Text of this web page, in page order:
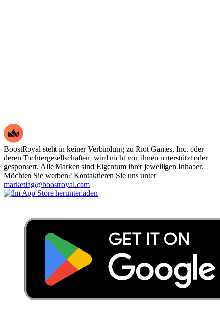
BoostRoyal steht in keiner Verbindung zu Riot Games, Inc. oder
deren Tochtergesellschaften, wird nicht von ihnen unterstützt oder
gesponsert. Alle Marken sind Eigentum ihrer jeweiligen Inhaber.
Möchten Sie werben? Kontaktieren Sie uns unter
marketing@boostroyal.com